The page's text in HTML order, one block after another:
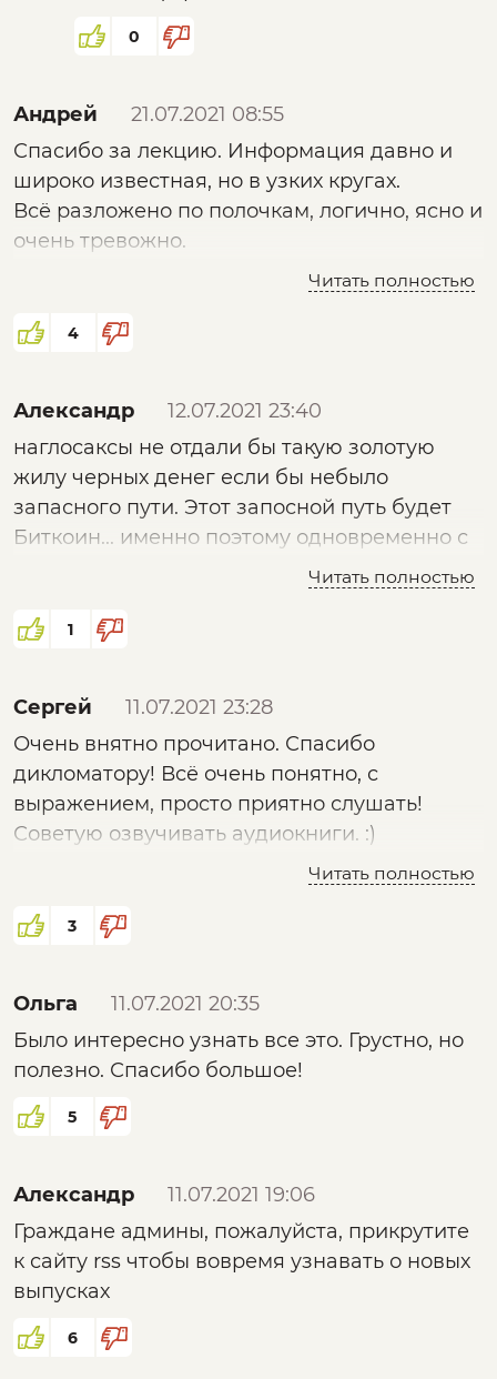
0
Андрей
21.07.2021 08:55
Спасибо за лекцию. Информация давно и
широко известная, но в узких кругах.
Всё разложено по полочкам, логично, ясно и
очень тревожно.
Есть единственное НО: Не раскрыта роль
спецслужб в распространении (либо в
наркотрафику через наши территории, по
росту употребления наркотиков в нашей
стране.
И самое главное - извечный русский вопрос
- что делать? Что делать нашему
государству, как противодействовать? И
Читать полностью
4
Александр
12.07.2021 23:40
наглосаксы не отдали бы такую золотую
жилу черных денег если бы небыло
запасного пути. Этот запосной путь будет
Биткоин... именно поэтому одновременно с
выходом американцев из афканистана
биткоин и его добычу
Читать полностью
1
Сергей
11.07.2021 23:28
Очень внятно прочитано. Спасибо
дикломатору! Всё очень понятно, с
выражением, просто приятно слушать!
Советую озвучивать аудиокниги. :)
Читать полностью
3
Ольга
11.07.2021 20:35
Было интересно узнать все это. Грустно, но
полезно. Спасибо большое!
5
Александр
11.07.2021 19:06
Граждане админы, пожалуйста, прикрутите
к сайту rss чтобы вовремя узнавать о новых
выпусках
6